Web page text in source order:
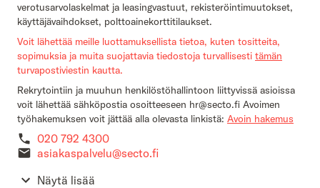
Yhteystiedot
Secto Fleet Manager
verotusarvolaskelmat ja leasingvastuut, rekisteröintimuutokset,
käyttäjävaihdokset, polttoainekorttitilaukset.
Voit lähettää meille luottamuksellista tietoa, kuten tositteita,
sopimuksia ja muita suojattavia tiedostoja turvallisesti tämän
turvapostiviestin kautta.
Rekrytointiin ja muuhun henkilöstöhallintoon liittyvissä asioissa
voit lähettää sähköpostia osoitteeseen hr@secto.fi Avoimen
työhakemuksen voit jättää alla olevasta linkistä: Avoin hakemus
020 792 4300
asiakaspalvelu@secto.fi
Näytä lisää